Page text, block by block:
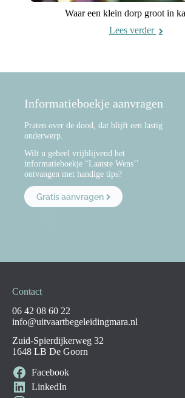
Waar een klein dorp groot in
Lees verder
Informatieboekje aanvragen
Praten over de dood, dat blijft een lastig
onderwerp.
Wilt u geheel vrijblijvend het
informatieboekje “Laatste Wens’’
ontvangen met handige tips?
Gratis aanvragen
Contact
06 42 08 60 22
info@uitvaartbegeleidingmara.nl
Zuid-Spierdijkerweg 32
1648 LB De Goorn
Facebook
LinkedIn